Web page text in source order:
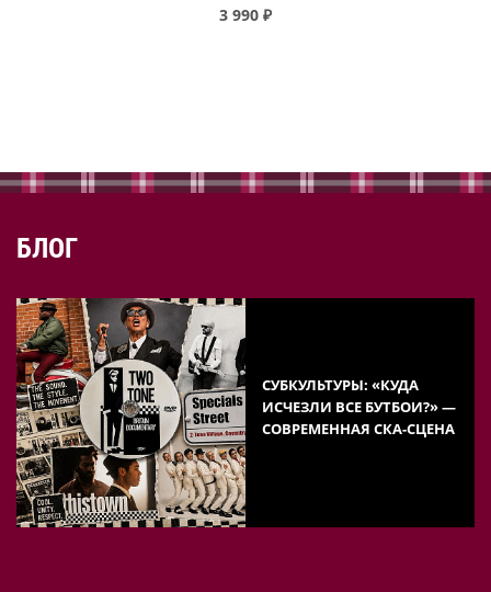
3 990 ₽
БЛОГ
СУБКУЛЬТУРЫ: «КУДА
ИСЧЕЗЛИ ВСЕ БУТБОИ?» —
СОВРЕМЕННАЯ СКА-СЦЕНА